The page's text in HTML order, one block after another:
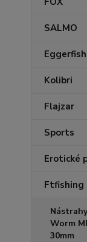
SALMO
Eggerfish
Kolibri
Flajzar
Sports
Erotické
Ftfishing
Worm
30mm